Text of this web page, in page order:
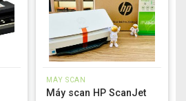
MÁY SCAN
Máy scan HP ScanJet